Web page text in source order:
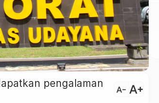
pengalaman
text_decrease text_increase